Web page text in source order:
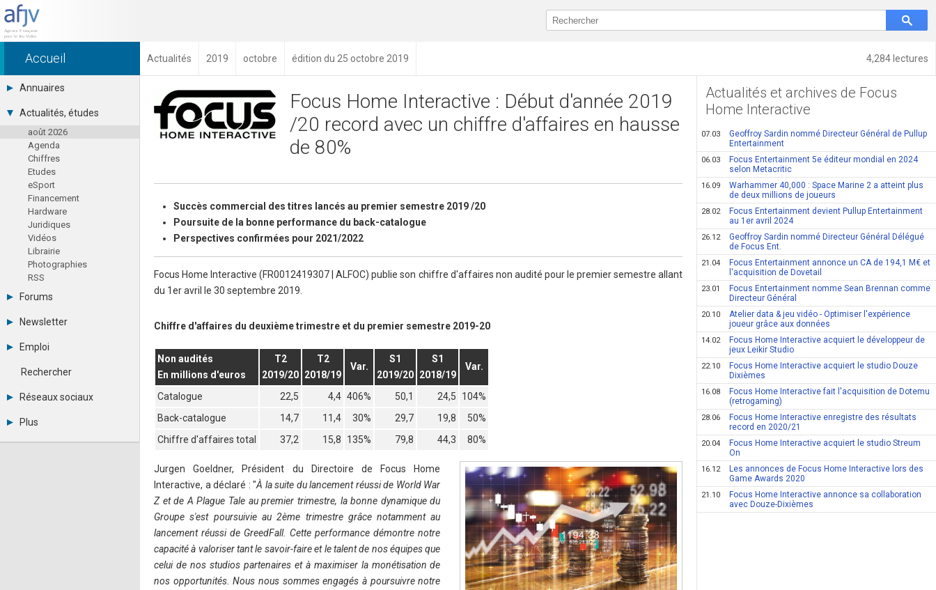
4,284 lectures
Accueil Actualités 2019 octobre édition du 25 octobre 2019
Annuaires
Toutes les sociétés (691)
Studios (418)
Editeurs (49)
Distributeurs (16)
Hard. / Accessoires (10)
Middlewares (15)
Prestataires (99)
Assoc. / Syndicats (21)
Formations / Ecoles (46)
Presse spécialisée (17)
Actualités, études
août 2026
Agenda
Chiffres
Etudes
eSport
Financement
Hardware
Juridiques
Vidéos
Librairie
Photographies
RSS
Forums
Tous les forums
Se connecter
Messages privés
Contacter un modérateur
Newsletter
Archives
Abonnement
Emploi
Consulter les annonces
Observatoire de l'emploi
Rechercher
Réseaux sociaux
LinkedIn
Plus
Annonceurs
Focus Home Interactive : Début d'année 2019
/20 record avec un chiffre d'affaires en hausse
de 80%
Succès commercial des titres lancés au premier semestre 2019 /20
Poursuite de la bonne performance du back-catalogue
Perspectives confirmées pour 2021/2022
Focus Home Interactive (FR0012419307 | ALFOC) publie son chiffre d'affaires non audité pour le premier semestre allant
du 1er avril le 30 septembre 2019.
Chiffre d'affaires du deuxième trimestre et du premier semestre 2019-20
Non audités
En millions d'euros
T2
2019/20
T2
2018/19
Var.
S1
2019/20
S1
2018/19
Var.
Catalogue 22,5 4,4 406% 50,1 24,5
104%
Back-catalogue
14,7 11,4 30% 29,7 19,8
50%
Chiffre d'affaires total
37,2 15,8 135% 79,8 44,3 80%
Jurgen Goeldner, Président du Directoire de Focus Home
Interactive, a déclaré : "À la suite du lancement réussi de World War
Z et de A Plague Tale au premier trimestre, la bonne dynamique du
Groupe s'est poursuivie au 2ème trimestre grâce notamment au
lancement réussi de GreedFall. Cette performance démontre notre
capacité à valoriser tant le savoir-faire et le talent de nos équipes que
celui de nos studios partenaires et à maximiser la monétisation de
nos opportunités. Nous nous sommes engagés à poursuivre notre
Actualités et archives de Focus
Home Interactive
07.03
Geoffroy Sardin nommé Directeur Général de Pullup
Entertainment
06.03
Focus Entertainment 5e éditeur mondial en 2024
selon Metacritic
16.09
Warhammer 40,000 : Space Marine 2 a atteint plus
de deux millions de joueurs
28.02
Focus Entertainment devient Pullup Entertainment
au 1er avril 2024
26.12
Geoffroy Sardin nommé Directeur Général Délégué
de Focus Ent.
21.04
Focus Entertainment annonce un CA de 194,1 M€ et
l'acquisition de Dovetail
23.01
Focus Entertainment nomme Sean Brennan comme
Directeur Général
20.10
Atelier data & jeu vidéo - Optimiser l'expérience
joueur grâce aux données
14.02
Focus Home Interactive acquiert le développeur de
jeux Leikir Studio
22.10
Focus Home Interactive acquiert le studio Douze
Dixièmes
16.08
Focus Home Interactive fait l'acquisition de Dotemu
(retrogaming)
28.06
Focus Home Interactive enregistre des résultats
record en 2020/21
20.04
Focus Home Interactive acquiert le studio Streum
On
16.12
Les annonces de Focus Home Interactive lors des
Game Awards 2020
21.10
Focus Home Interactive annonce sa collaboration
avec Douze-Dixièmes